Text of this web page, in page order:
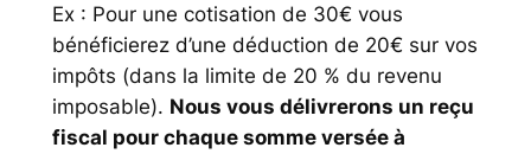
Ex : Pour une cotisation de 30€ vous
bénéficierez d’une déduction de 20€ sur vos
impôts (dans la limite de 20 % du revenu
imposable). Nous vous délivrerons un reçu
fiscal pour chaque somme versée à